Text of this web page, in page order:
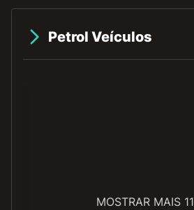
Petrol Veículos
MOSTRAR MAIS 11